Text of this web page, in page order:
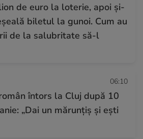
de euro la loterie, apoi și-
biletul la gunoi. Cum au
de la salubritate să-l
06:10
întors la Cluj după 10
„Dai un mărunțiș și ești